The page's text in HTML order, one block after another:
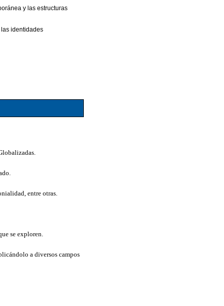
y las estructuras
identidades
entre otras.
se exploren.
a diversos campos